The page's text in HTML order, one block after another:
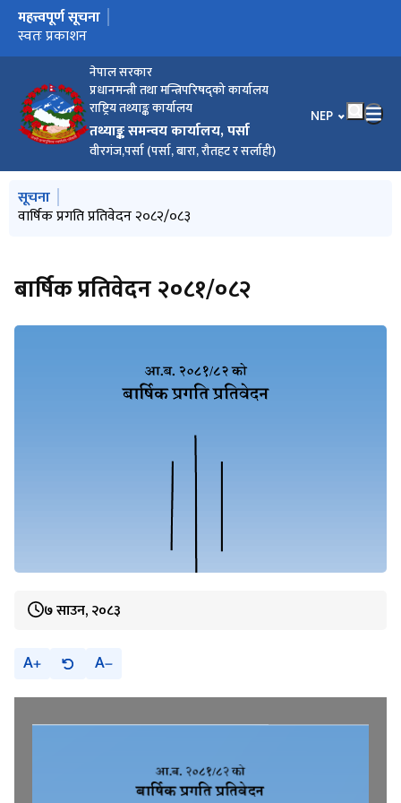
नेपाल सरकार
प्रधानमन्त्री तथा मन्त्रिपरिषद्को कार्यालय
राष्ट्रिय तथ्याङ्क कार्यालय
तथ्याङ्क समन्वय कार्यालय, पर्सा
वीरगंज,पर्सा (पर्सा, बारा, रौतहट र सर्लाही)
भाषा चयन गर्नुहोस्
NEP
मुख्य नेभिगेसनमा जानुहोस्
महत्त्वपूर्ण सूचना
वार्षिक प्रगति प्रतिवेदन २०८२/०८३
स्वतः प्रकाशन
राजदेवी नगरपालिका वस्तुगत विवरण, २०८३
सूची दर्ता गराउने सम्बन्धी सूचना।
घर भाडामा लिने सम्बन्धी सूचना
आर्थिक गणना,२०८२का सम्बन्धमा जिल्ला आर्थिक गणना कार्यालय
पर्साको अनुरोध ।
मुख्य नेभिगेसनमा जानुहोस्
सूचना
वार्षिक प्रगति प्रतिवेदन २०८२/०८३
बार्षिक प्रतिवेदन २०८१/०८२
७ साउन, २०८३
A A